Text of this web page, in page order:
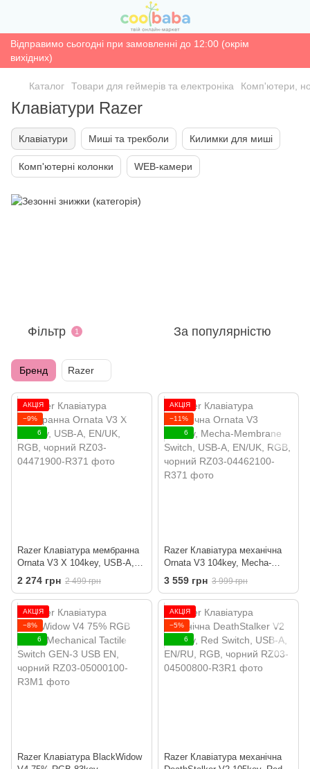
Відправимо сьогодні при замовленні до 12:00 (окрім
вихідних)
Каталог Товари для геймерів та електроніка Комп'ютери,
Клавіатури Razer
Клавіатури Миші та трекболи Килимки для миші
Комп'ютерні колонки WEB-камери
Фільтр 1 За популярністю
Бренд Razer
АКЦІЯ
−9%
6
Razer Клавіатура мембранна
Ornata V3 X 104key, USB-A,
EN/UK, RGB, чорний
2 274 грн 2 499 грн
АКЦІЯ
−11%
6
Razer Клавіатура механічна
Ornata V3 104key, Mecha-
Membrane Switch, USB-A,
EN/UK, RGB, чорний
3 559 грн 3 999 грн
АКЦІЯ
−8%
6
Razer Клавіатура BlackWidow
АКЦІЯ
−5%
6
Razer Клавіатура механічна